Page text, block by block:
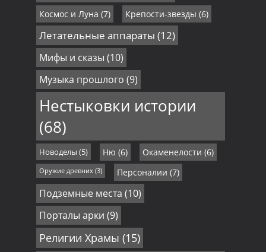
Космос и Луна (7) Крепости-звезды (6)
Летательные аппараты (12)
Мифы и сказы (10)
Музыка прошлого (9)
Нестыковки истории
(68)
Новоделы (5) Ню (6) Окаменелости (6)
Оружие древних (3) Персоналии (7)
Подземные места (10)
Порталы арки (9)
Религии Храмы (15)